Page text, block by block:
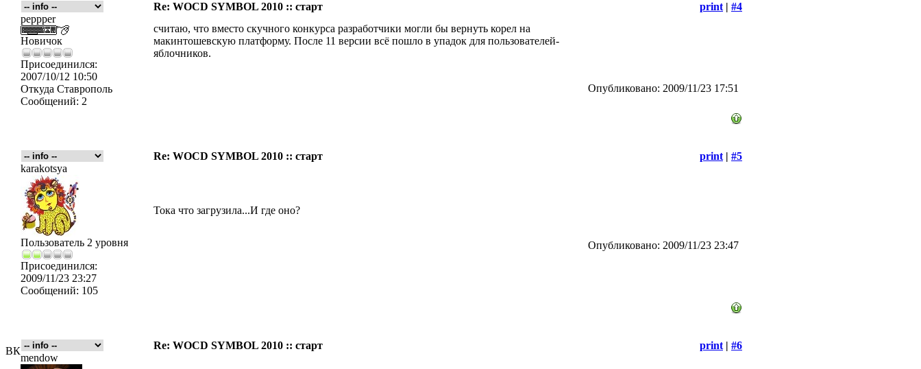
ВК
Re: WOCD SYMBOL 2010 :: старт print | #4
peppper
Новичок
Присоединился:
2007/10/12 10:50
Откуда Ставрополь
Сообщений: 2
считаю, что вместо скучного конкурса разработчики могли бы вернуть корел на
макинтошевскую платформу. После 11 версии всё пошло в упадок для пользователей-
яблочников.
Опубликовано: 2009/11/23 17:51
Re: WOCD SYMBOL 2010 :: старт print | #5
karakotsya
Пользователь 2 уровня
Присоединился:
2009/11/23 23:27
Сообщений: 105
Тока что загрузила...И где оно?
Опубликовано: 2009/11/23 23:47
Re: WOCD SYMBOL 2010 :: старт print | #6
mendow